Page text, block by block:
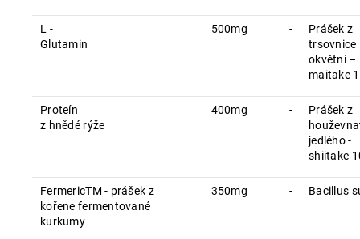
L -
Glutamin
500mg -
Prášek z
trsovnice
okvětní –
maitake
Proteín
z hnědé rýže
400mg -
Prášek z
jedlého -
shiitake
FermericTM - prášek z
kořene fermentované
kurkumy
350mg - Bacillus